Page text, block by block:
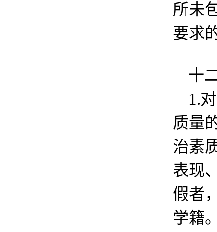
所未
要求
十
1.
质量
治素
表现
假者
学籍